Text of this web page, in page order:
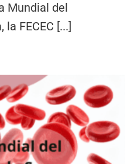
Mundial del
FECEC [...]